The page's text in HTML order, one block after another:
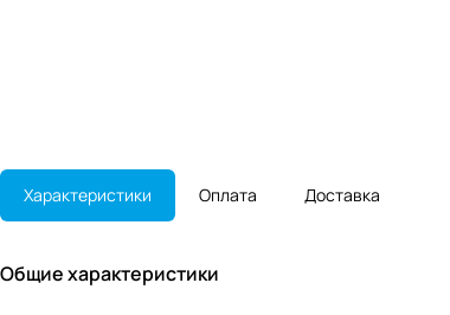
Характеристики Оплата Доставка
Общие характеристики